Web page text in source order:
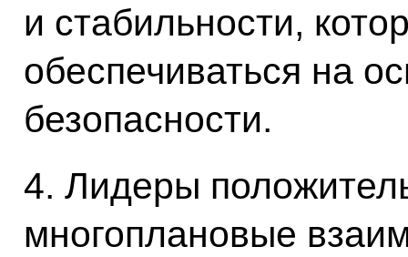
и стабильности,
обеспечиваться на
безопасности.
4. Лидеры
многоплановые